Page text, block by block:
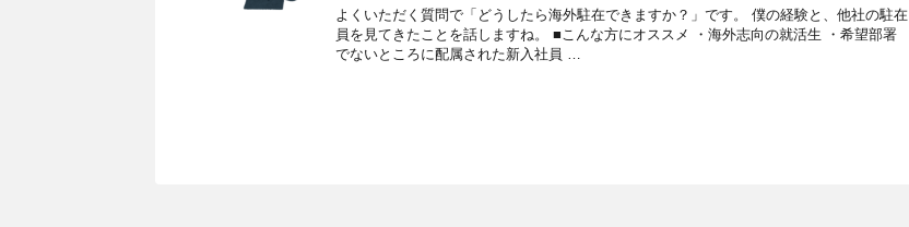
よくいただく質問で「どうしたら海外駐在できますか？」です。 僕の経験と、他社の駐在
員を見てきたことを話しますね。 ■こんな方にオススメ ・海外志向の就活生 ・希望部署
でないところに配属された新入社員 …